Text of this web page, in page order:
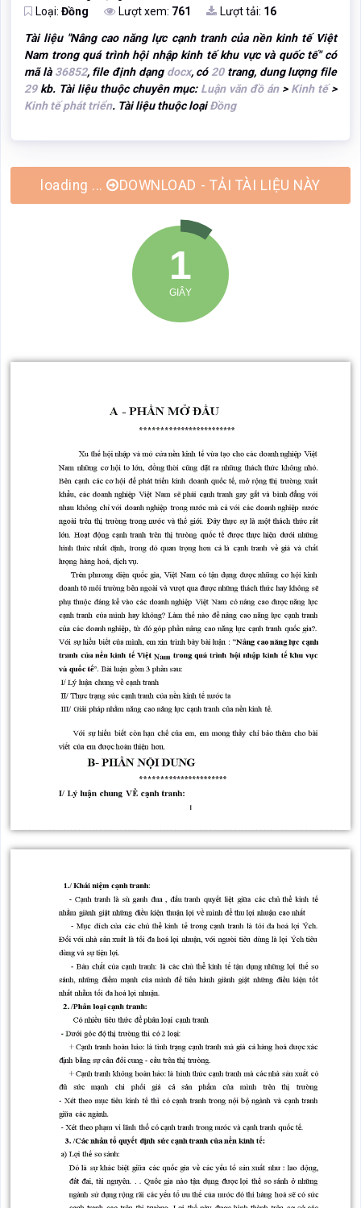
Loại: Đồng Lượt xem: 761 Lượt tải: 16
Tài liệu "Nâng cao năng lực cạnh tranh của nền kinh tế Việt
Nam trong quá trình hội nhập kinh tế khu vực và quốc tế" có
mã là 36852, file định dạng docx, có 20trang, dung lượng file
29kb. Tài liệu thuộc chuyên mục: Luận văn đồ án> Kinh tế>
Kinh tế phát triển. Tài liệu thuộc loạiĐồng
DOWNLOAD - TẢI TÀI LIỆU NÀY